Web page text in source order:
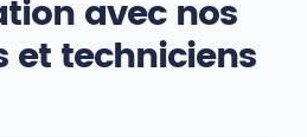
avec nos
et techniciens